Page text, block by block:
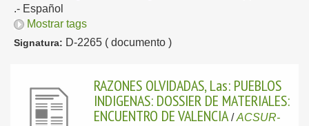
.- Español
Mostrar tags
Signatura: D-2265 ( documento )
RAZONES OLVIDADAS, Las: PUEBLOS
INDIGENAS: DOSSIER DE MATERIALES:
ENCUENTRO DE VALENCIA /ACSUR-